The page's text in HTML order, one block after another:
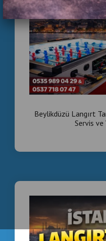
Beylikdüzü Langırt
Servis ve